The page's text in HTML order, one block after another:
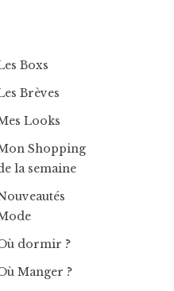
Boxs
Brèves
Looks
Shopping
la semaine
dormir ?
Manger ?